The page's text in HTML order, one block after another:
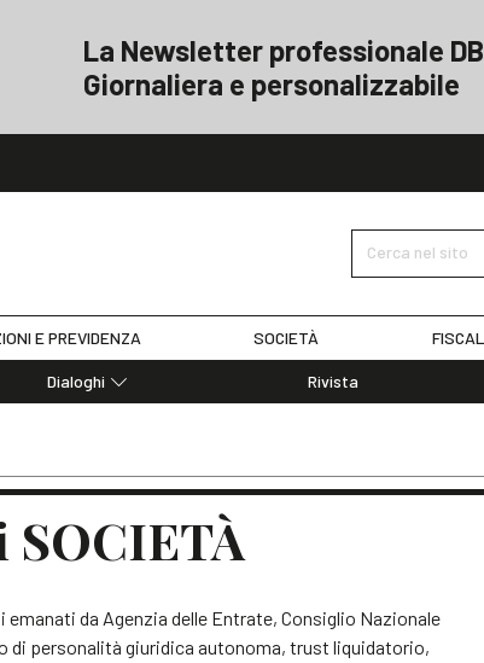
La Newsletter professionale DB
Giornaliera e personalizzabile
Cerca nel sito
E PREVIDENZA SOCIETÀ
Dialoghi
Rivista
da Agenzia delle Entrate, Consiglio Nazionale
di personalità giuridica autonoma, trust liquidatorio,